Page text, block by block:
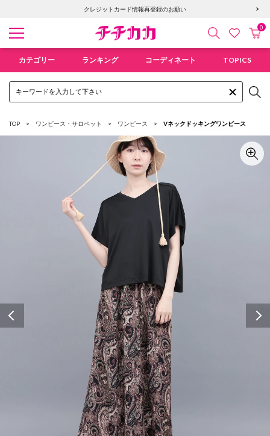
6,400円以上で送料無料！新規会員登録で300pt贈呈！
クレジットカード情報再登録のお願い
検索 お気にカ
0
カテゴリー ランキング コーディネート TOPICS
TOP ワンピース・サロペット ワンピース Vネックドッキングワンピース